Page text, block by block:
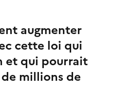
augmenter
cette loi qui
et qui pourrait
millions de